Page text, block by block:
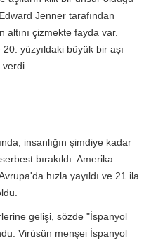
Jenner tarafından
altını çizmekte fayda var.
yüzyıldaki büyük bir aşı
insanlığın şimdiye kadar
bırakıldı. Amerika
hızla yayıldı ve 21 ila
gelişi, sözde "İspanyol
Virüsün menşei İspanyol